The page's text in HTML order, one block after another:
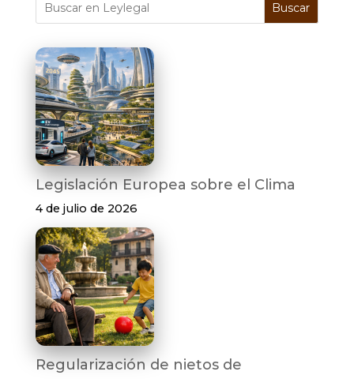
Buscar
Legislación Europea sobre el Clima
4 de julio de 2026
Regularización de nietos de